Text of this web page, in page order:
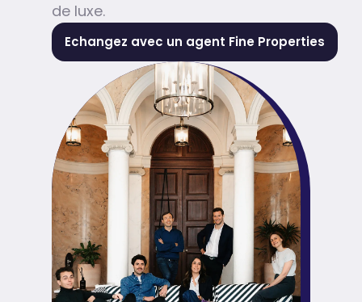
de luxe.
Echangez avec un agent Fine Properties